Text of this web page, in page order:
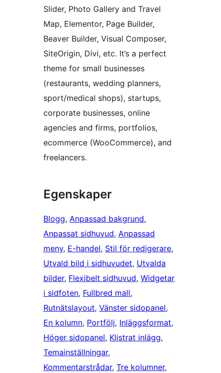
Slider, Photo Gallery and Travel
Map, Elementor, Page Builder,
Beaver Builder, Visual Composer,
SiteOrigin, Divi, etc. It’s a perfect
theme for small businesses
(restaurants, wedding planners,
sport/medical shops), startups,
corporate businesses, online
agencies and firms, portfolios,
ecommerce (WooCommerce), and
freelancers.
Egenskaper
Blogg, Anpassad bakgrund
Anpassat sidhuvud, Anpassad
meny, E-handel, Stil för redigerare
Utvald bild i sidhuvudet, Utvalda
bilder, Flexibelt sidhuvud, Widgetar
i sidfoten, Fullbred mall
Rutnätslayout, Vänster sidopanel
En kolumn, Portfölj, Inläggsformat
Höger sidopanel, Klistrat inlägg
Temainställningar
Kommentarstrådar, Tre kolumner